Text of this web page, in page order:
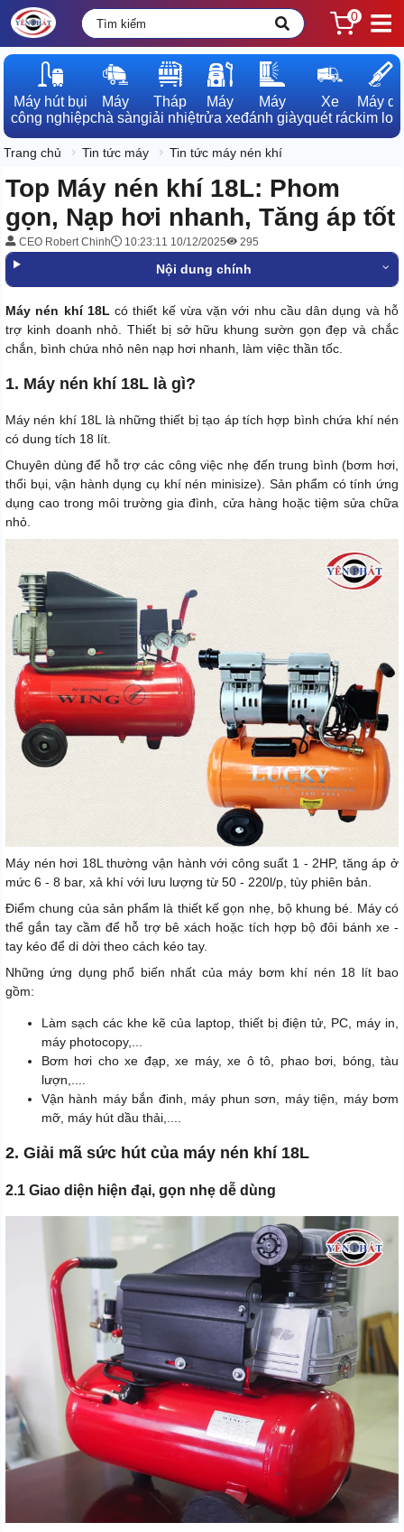
0
Máy hút bụi
công nghiệp
Máy
chà sàn
Tháp
giải nhiệt
Máy
rửa xe
Máy
đánh giày
Xe
quét rác
Máy dò
kim loại
Trang chủ Tin tức máy Tin tức máy nén khí
Top Máy nén khí 18L: Phom
gọn, Nạp hơi nhanh, Tăng áp tốt
CEO Robert Chinh 10:23:11 10/12/2025 295
Nội dung chính
Máy nén khí 18Lcó thiết kế vừa vặn với nhu cầu dân dụng và hỗ
trợ kinh doanh nhỏ. Thiết bị sở hữu khung sườn gọn đẹp và chắc
chắn, bình chứa nhỏ nên nạp hơi nhanh, làm việc thần tốc.
1. Máy nén khí 18L là gì?
Máy nén khí 18L là những thiết bị tạo áp tích hợp bình chứa khí nén
có dung tích 18 lít.
Chuyên dùng để hỗ trợ các công việc nhẹ đến trung bình (bơm hơi,
thổi bụi, vận hành dụng cụ khí nén minisize). Sản phẩm có tính ứng
dụng cao trong môi trường gia đình, cửa hàng hoặc tiệm sửa chữa
nhỏ.
Máy nén hơi 18L thường vận hành với công suất 1 - 2HP, tăng áp ở
mức 6 - 8 bar, xả khí với lưu lượng từ 50 - 220l/p, tùy phiên bản.
Điểm chung của sản phẩm là thiết kế gọn nhẹ, bộ khung bé. Máy có
thể gắn tay cầm để hỗ trợ bê xách hoặc tích hợp bộ đôi bánh xe -
tay kéo để di dời theo cách kéo tay.
Những ứng dụng phổ biến nhất của máy bơm khí nén 18 lít bao
gồm:
Làm sạch các khe kẽ của laptop, thiết bị điện tử, PC, máy in,
máy photocopy,...
Bơm hơi cho xe đạp, xe máy, xe ô tô, phao bơi, bóng, tàu
lượn,....
Vận hành máy bắn đinh, máy phun sơn, máy tiện, máy bơm
mỡ, máy hút dầu thải,....
2. Giải mã sức hút của máy nén khí 18L
2.1 Giao diện hiện đại, gọn nhẹ dễ dùng